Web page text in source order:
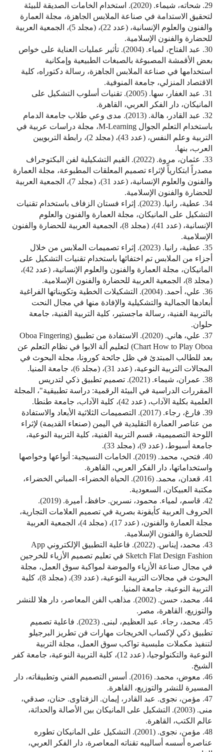
29. شحاته، شيماء. (2020). استخدام الخامات الصديقة للبيئة
لتحقيق الاستدامة في صناعة الملابس الجاهزة، مجلة العمارة
والفنون والعلوم الإنسانية، (عدد 22)، (مجلد 5)، الجمعية العربية
للحضارة والفنون الإسلامية.
30. عبد الفتاح، لمياء. (2004). تأثير عمليات العناية على خواص
بعض الأقمشة المصبوغة بالصبغات الطبيعية وإمكانية
استخدامها في صناعة الملابس الجاهزة، رسالة دكتوراه، كلية
الاقتصاد المنزلي، جامعة المنوفية.
31. عبد الغفار، سها. (2005). تقنيات أسلوب التشكيل على
المانيكان، دار الفكر العربي، القاهرة.
32. عبد القادر، هالة. (2013). مدى وعي طلاب جامعة الدمام
باستخدام التعلم الجوال M-Learning، مجلة دراسات عربية في
التربية وعلم النفس، (عدد 43)، (مجلد 2)، رابطة التربويين
العرب، بنها.
33. عثمان، مروة. (2022). القيم التشكيلية لفن البكتوجراف
مصدراً ابتكارياً لإثراء تصميم المعلقات المطبوعة، مجلة العمارة
والفنون والعلوم الإنسانية، (عدد 31)، (مجلد 7)، الجمعية العربية
للحضارة والفنون الإسلامية.
34. عطية، رانيا. (2023). إثراء فستان الزفاف باستخدام تقنيات
التشكيل على المانيكان، مجلة العمارة والفنون والعلوم
الإنسانية، (عدد 41)، (مجلد 8)، الجمعية العربية للحضارة والفنون
الإسلامية.
35. عطية، رانيا. (2023). إثراء تصميمات الملابس من خلال
أجزاء من الملابس تم اختفائها باستخدام تقنيات التشكيل على
المانيكان، مجلة العمارة والفنون والعلوم الإنسانية، (عدد 42)،
(مجلد 8)، الجمعية العربية للحضارة والفنون الإسلامية.
36. علي، أحمد. (2004). التشكيلات الخطية وتكويناتها الفراغية
أبعادها الجمالية والتشكيلية والإفادة منها في مجال النحت
بالتربية الفنية، رسالة ماجستير، كلية التربية الفنية، جامعة
حلوان.
37. علي، هاني. (2020). الاستفادة من تطبيق (Oboa Fingering
Chart How to Play Oboa) لتعليم ألة الابوا في نظام التعلم عن
بعد للطالب المبتدئ في ظل جائحة كورونا، مجلة البحوث في
المجالات التربية النوعية، (عدد 31)، (مجلد 6)، جامعة المنيا.
38. عمران، شيماء. (2021). تصميم تطبيق ذكي لتدريس
المقررات الدراسية في البيئة الرقمية: دراسة تطبيقية"، المجلة
العلمية بكلية الآداب، (عدد 42)، كلية الآداب، جامعة طنطا.
39. فارغ، رجاء. (2017). التصميمات الثلاثية الأبعاد والاستفادة
من عناصر العمارة التقليدية في اليمن (صنعاء القديمة) لإثراء
اللوحة التصميمية، قسم التربية الفنية، كلية التربية النوعية،
جامعة أسيوط، (عدد 9)، (مجلد 33).
40. فتحي، محمد. (2019). الخامات النسيجية: أنواعها وخواصها
واستخداماتها، دار الفكر العربي، القاهرة.
41. قعدان، محمد. (2016). الحياة الخضراء- المباني الخضراء،
مكتبة العبيكان، السعودية.
42. قاسم، لمياء. محمود، نسرين. حافظ، أميرة. (2019).
الحروف العربية كأيقونة بصرية في تصميم العلامات التجارية،
مجلة العمارة والفنون، (عدد 17)، (مجلد 4)، الجمعية العربية
للحضارة والفنون الإسلامية.
43. محمد، إيناس. (2022). فاعلية التطبيق الإلكتروني App
Sketch Flat Design Fashion في تعليم تصميم الأزياء للخرجين
في مجال صناعة الأزياء والموضة لمواكبة سوق العمل، مجلة
البحوث في مجالات التربية النوعية، (عدد 39)، (مجلد 8)، كلية
التربية النوعية، جامعة المنيا.
44. محمد، حسن. (2002). مذاهب الفن المعاصر، دار هلا للنشر
والتوزيع، القاهرة، مصر.
45. محمد، رجاء. عبد العظيم، لبنى. (2023). فاعلية تصميم
تطبيق ذكي لإكساب الخريجات مهارات فن تطريز البرجيلو
لتنفيذ مكملات ملبسية تواكب سوق العمل، مجلة التربية
النوعية والتكنولوجيا، (عدد 12)، كلية التربية النوعية، جامعة كفر
الشيخ.
46. معوض، محمد. (2016). أسس التصميم الفني وتطبيقاته، دار
المسيرة للنشر والتوزيع، القاهرة.
47. مؤمن، نجوى. عبد القادر، إيمان. الزفتاوى. حنان، صدقي،
منى. (2003). التشكيل على المانيكان بين الأصالة والحداثة،
عالم الكتب، القاهرة.
48. مؤمن، نجوى. (2001). التشكيل على المانيكان تطوره
عناصره أسسه أساليبه تقناته المعاصرة، دار الفكر العربي،